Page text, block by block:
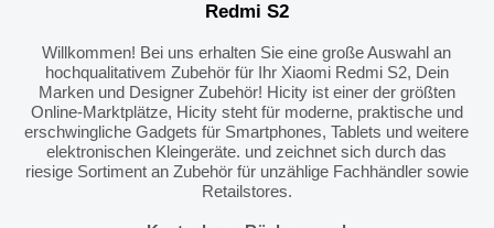
Redmi S2
Willkommen! Bei uns erhalten Sie eine große Auswahl an
hochqualitativem Zubehör für Ihr Xiaomi Redmi S2, Dein
Marken und Designer Zubehör! Hicity ist einer der größten
Online-Marktplätze, Hicity steht für moderne, praktische und
erschwingliche Gadgets für Smartphones, Tablets und weitere
elektronischen Kleingeräte. und zeichnet sich durch das
riesige Sortiment an Zubehör für unzählige Fachhändler sowie
Retailstores.